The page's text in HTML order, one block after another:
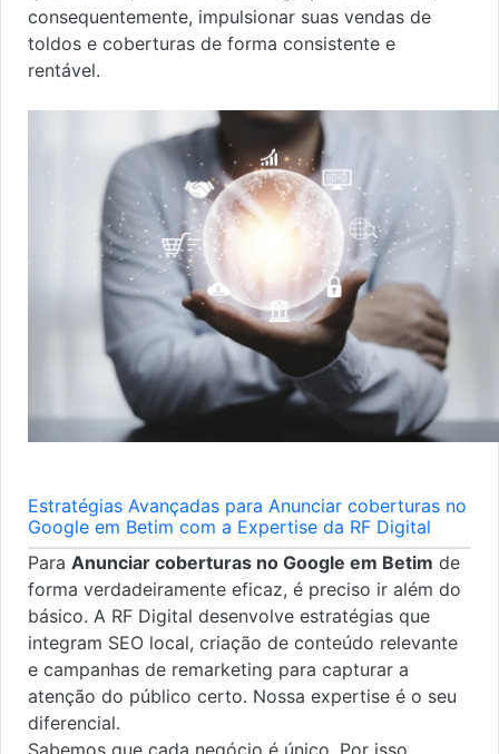
consequentemente, impulsionar suas vendas de
toldos e coberturas de forma consistente e
rentável.
Estratégias Avançadas para Anunciar coberturas no
Google em Betim com a Expertise da RF Digital
Para Anunciar coberturas no Google em Betim de
forma verdadeiramente eficaz, é preciso ir além do
básico. A RF Digital desenvolve estratégias que
integram SEO local, criação de conteúdo relevante
e campanhas de remarketing para capturar a
atenção do público certo. Nossa expertise é o seu
diferencial.